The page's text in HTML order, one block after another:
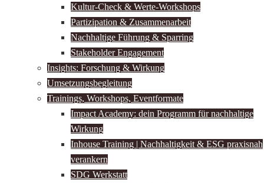
Kultur-Check & Werte-Workshops
Partizipation & Zusammenarbeit
Nachhaltige Führung & Sparring
Stakeholder Engagement
Insights: Forschung & Wirkung
Umsetzungsbegleitung
Trainings, Workshops, Eventformate
Impact Academy: dein Programm für nachhaltige
Wirkung
Inhouse Training | Nachhaltigkeit & ESG praxisnah
verankern
SDG Werkstatt